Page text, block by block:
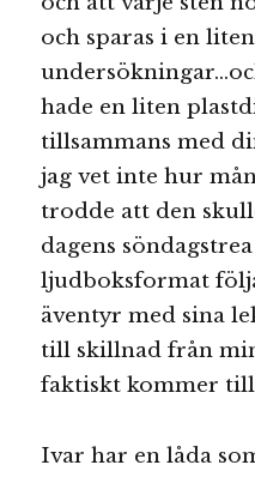
och sparas i en
hade en liten
tillsammans med
jag vet inte hur
trodde att den
dagens
ljudboksformat
äventyr med sina
till skillnad från
faktiskt kommer
Ivar har en låda